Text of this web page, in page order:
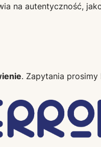
na autentyczność,
. Zapytania